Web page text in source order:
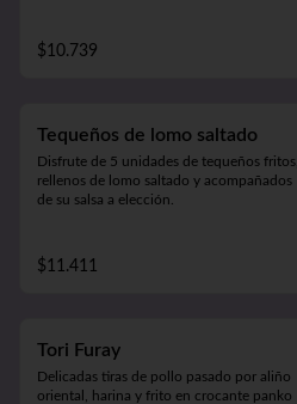
acevichada. 2 unidades.
$10.739
Tequeños de lomo saltado
Disfrute de 5 unidades de tequeños fritos,
rellenos de lomo saltado y acompañados
de su salsa a elección.
$11.411
Tori Furay
Delicadas tiras de pollo pasado por aliño
oriental, harina y frito en crocante panko